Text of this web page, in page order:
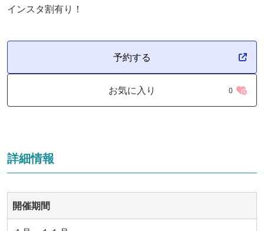
インスタ割有り！
予約する
お気に入り 0
詳細情報
開催期間